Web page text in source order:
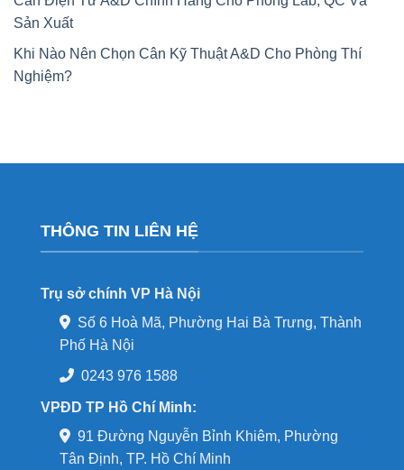
Sản Xuất
Khi Nào Nên Chọn Cân Kỹ Thuật A&D Cho Phòng Thí
Nghiệm?
THÔNG TIN LIÊN HỆ
Trụ sở chính VP Hà Nội
Số 6 Hoà Mã, Phường Hai Bà Trưng, Thành
Phố Hà Nội
0243 976 1588
VPĐD TP Hồ Chí Minh:
91 Đường Nguyễn Bỉnh Khiêm, Phường
Tân Định, TP. Hồ Chí Minh